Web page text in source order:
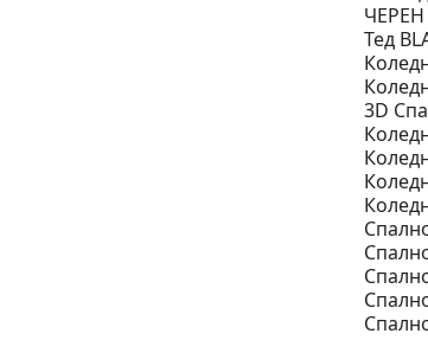
Тед
3D